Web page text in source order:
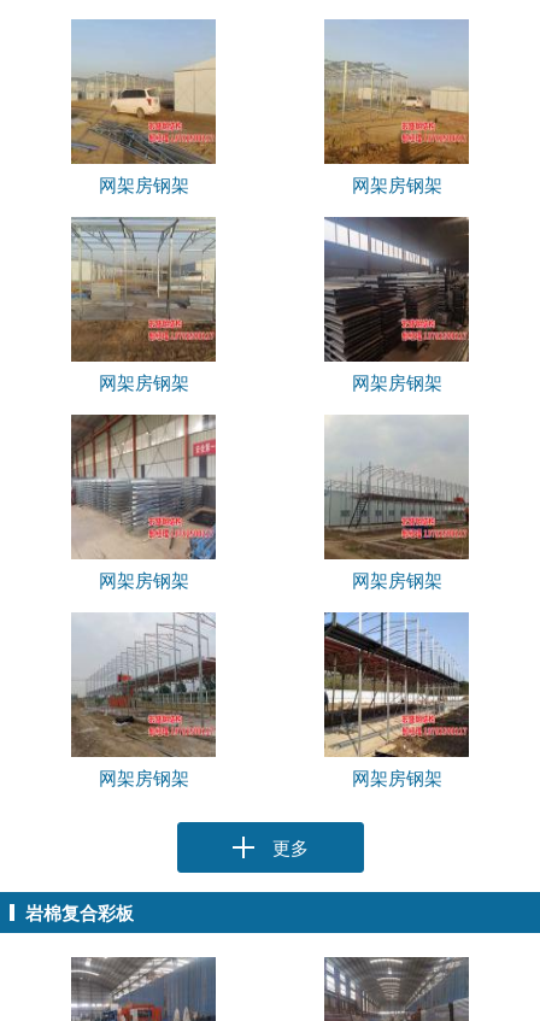
网架房钢架 网架房钢架
网架房钢架 网架房钢架
网架房钢架 网架房钢架
网架房钢架 网架房钢架
更多
岩棉复合彩板